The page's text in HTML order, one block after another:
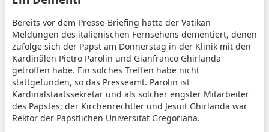
Bereits vor dem Presse-Briefing hatte der Vatikan
Meldungen des italienischen Fernsehens dementiert, denen
zufolge sich der Papst am Donnerstag in der Klinik mit den
Kardinälen Pietro Parolin und Gianfranco Ghirlanda
getroffen habe. Ein solches Treffen habe nicht
stattgefunden, so das Presseamt. Parolin ist
Kardinalstaatssekretär und als solcher engster Mitarbeiter
des Papstes; der Kirchenrechtler und Jesuit Ghirlanda war
Rektor der Päpstlichen Universität Gregoriana.